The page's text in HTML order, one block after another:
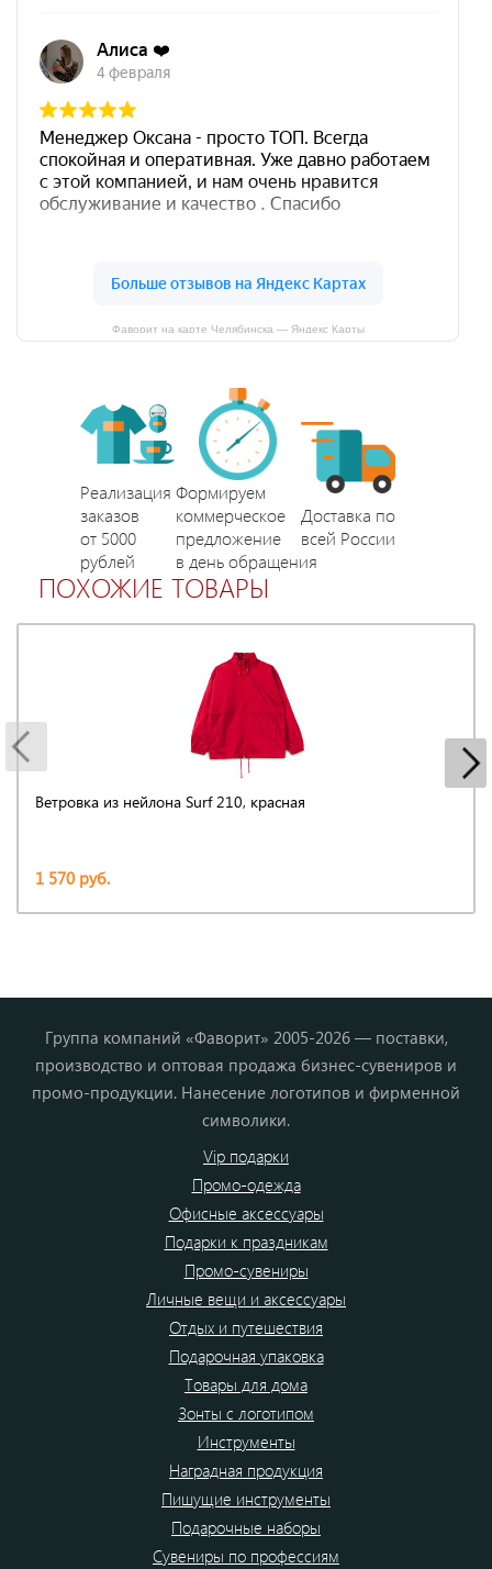
Фаворит на карте Челябинска — Яндекс Карты
Реализация
заказов
от 5000
рублей
Формируем
коммерческое
предложение
в день обращения
Доставка по
всей России
ПОХОЖИЕ ТОВАРЫ
Ветровка из нейлона Surf 210, красная
1 570 руб.
Группа компаний «Фаворит» 2005-2026 — поставки,
производство и оптовая продажа бизнес-сувениров и
промо-продукции. Нанесение логотипов и фирменной
символики.
Vip подарки
Промо-одежда
Офисные аксессуары
Подарки к праздникам
Промо-сувениры
Личные вещи и аксессуары
Отдых и путешествия
Подарочная упаковка
Товары для дома
Зонты с логотипом
Инструменты
Наградная продукция
Пишущие инструменты
Подарочные наборы
Сувениры по профессиям